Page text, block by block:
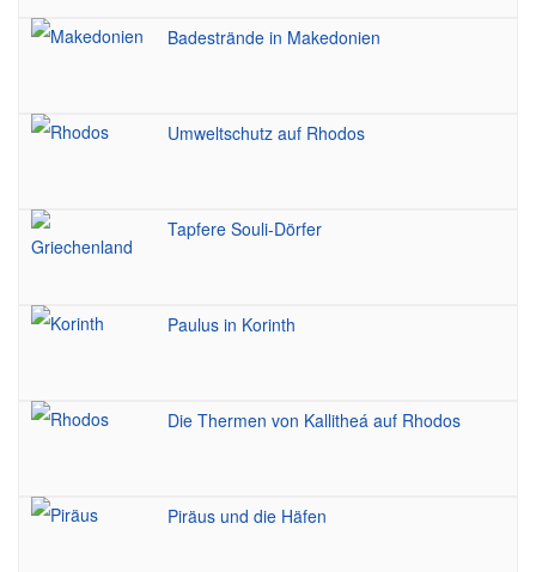
Badestrände in Makedonien
Umweltschutz auf Rhodos
Tapfere Souli-Dörfer
Paulus in Korinth
Die Thermen von Kallitheá auf Rhodos
Piräus und die Häfen